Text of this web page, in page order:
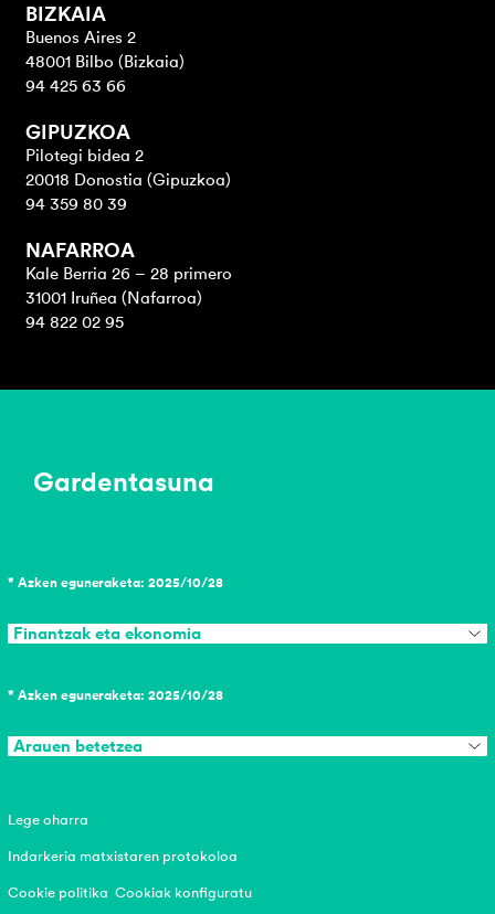
BIZKAIA
Buenos Aires 2
48001 Bilbo (Bizkaia)
94 425 63 66
GIPUZKOA
Pilotegi bidea 2
20018 Donostia (Gipuzkoa)
94 359 80 39
NAFARROA
Kale Berria 26 – 28 primero
31001 Iruñea (Nafarroa)
94 822 02 95
Gardentasuna
* Azken eguneraketa: 2025/10/28
Finantzak eta ekonomia
* Azken eguneraketa: 2025/10/28
Arauen betetzea
Lege oharra
Indarkeria matxistaren protokoloa
Cookie politika Cookiak konfiguratu